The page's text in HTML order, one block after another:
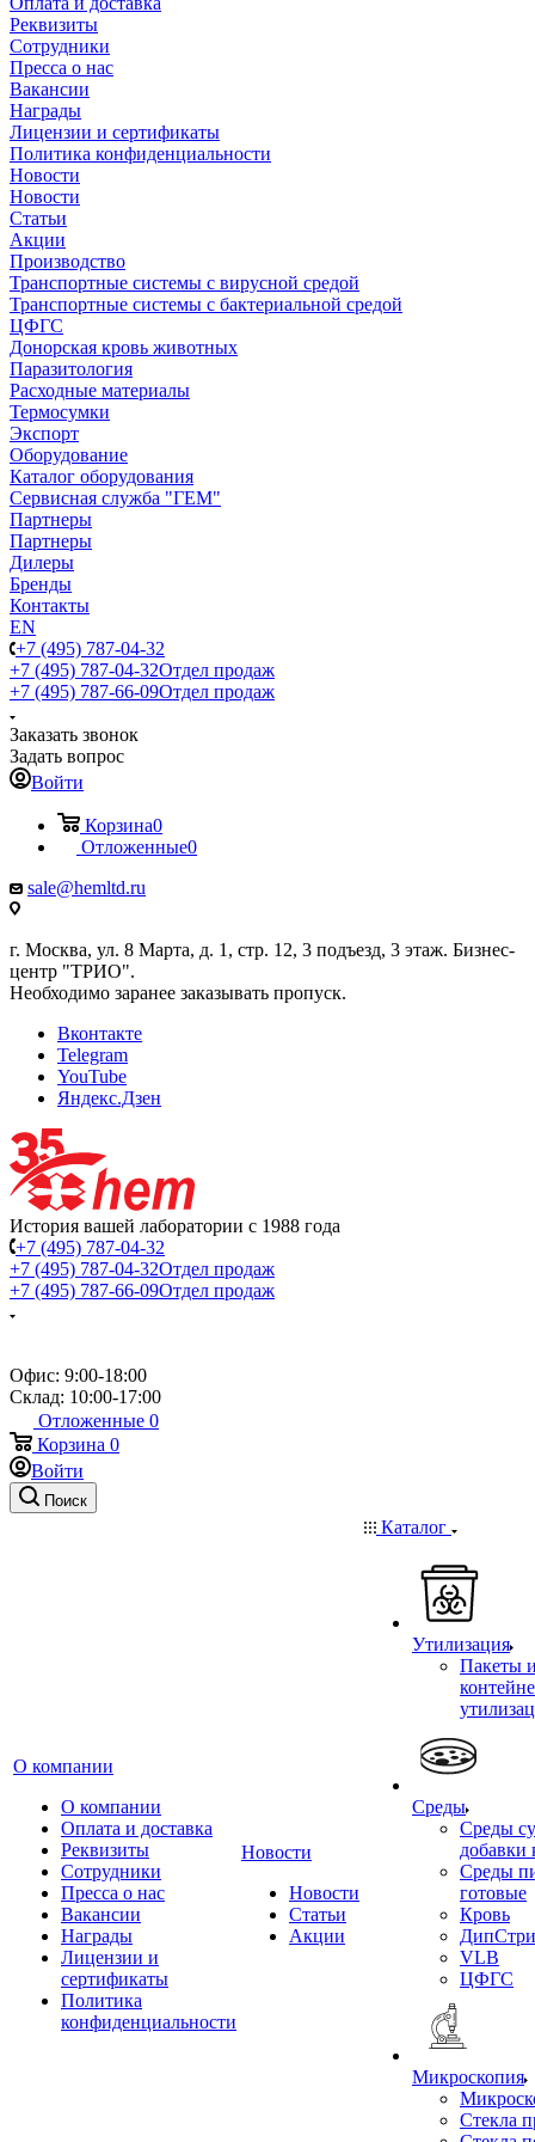
Реквизиты
Сотрудники
Пресса о нас
Вакансии
Награды
Лицензии и сертификаты
Политика конфиденциальности
Новости
Новости
Статьи
Акции
Производство
Транспортные системы с вирусной средой
Транспортные системы с бактериальной средой
ЦФГС
Донорская кровь животных
Паразитология
Расходные материалы
Термосумки
Экспорт
Оборудование
Каталог оборудования
Сервисная служба "ГЕМ"
Партнеры
Партнеры
Дилеры
Бренды
Контакты
EN
+7 (495) 787-04-32
+7 (495) 787-04-32Отдел продаж
+7 (495) 787-66-09Отдел продаж
Заказать звонок
Задать вопрос
Войти
Корзина0
Отложенные0
sale@hemltd.ru
г. Москва, ул. 8 Марта, д. 1, стр. 12, 3 подъезд, 3 этаж. Бизнес-
центр "ТРИО".
Необходимо заранее заказывать пропуск.
Вконтакте
Telegram
YouTube
Яндекс.Дзен
История вашей лаборатории с 1988 года
+7 (495) 787-04-32
+7 (495) 787-04-32Отдел продаж
+7 (495) 787-66-09Отдел продаж
Офис: 9:00-18:00
Склад: 10:00-17:00
Отложенные 0
Корзина 0
Войти
Поиск
О компании
О компании
Оплата и доставка
Реквизиты
Сотрудники
Пресса о нас
Вакансии
Награды
Лицензии и
сертификаты
Политика
конфиденциальности
Новости
Новости
Статьи
Акции
Каталог
Утилизация
Пакеты
Среды
Среды
добавки
Среды
готовые
Кровь
VLB
ЦФГС
Микроскопия
Стекла